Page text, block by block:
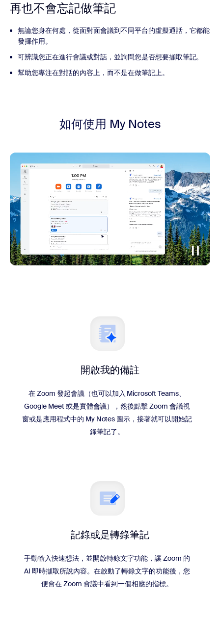
再也不會忘記做筆記
無論您身在何處，從面對面會議到不同平台的虛擬通話，它都能
發揮作用。
可辨識您正在進行會議或對話，並詢問您是否想要擷取筆記。
幫助您專注在對話的內容上，而不是在做筆記上。
如何使用 My Notes
開啟我的備註
在 Zoom 發起會議（也可以加入 Microsoft Teams、
Google Meet 或是實體會議），然後點擊 Zoom 會議視
窗或是應用程式中的 My Notes 圖示，接著就可以開始記
錄筆記了。
記錄或是轉錄筆記
手動輸入快速想法，並開啟轉錄文字功能，讓 Zoom 的
AI 即時擷取所說內容。在啟動了轉錄文字的功能後，您
便會在 Zoom 會議中看到一個相應的指標。